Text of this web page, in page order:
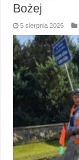
Bożej
5 sierpnia 2026